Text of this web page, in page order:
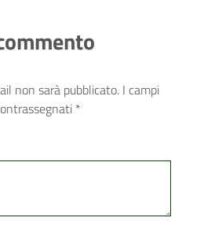
non sarà pubblicato. I campi
*